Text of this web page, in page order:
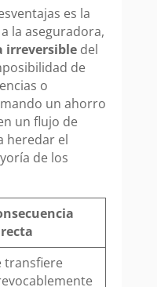
es la
a la aseguradora,
irreversibledel
de
o
un ahorro
un flujo de
heredar el
de los
transfiere